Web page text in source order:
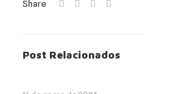
Share
Post Relacionados